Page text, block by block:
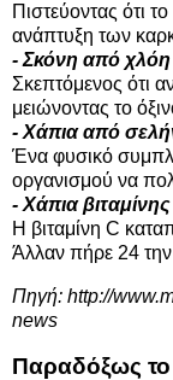
Πιστεύοντας ότι
ανάπτυξη των
- Σκόνη από χλόη
Σκεπτόμενος ότι
μειώνοντας το
- Χάπια από
Ένα φυσικό
οργανισμού να
- Χάπια
Η βιταμίνη C
Άλλαν πήρε 24
Πηγή: http://
news
Παραδόξως